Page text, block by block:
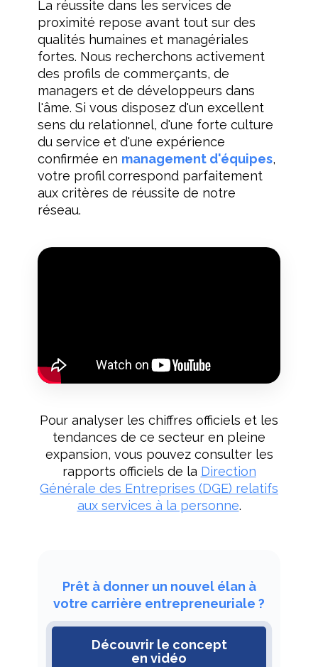
La réussite dans les services de
proximité repose avant tout sur des
qualités humaines et managériales
fortes. Nous recherchons activement
des profils de commerçants, de
managers et de développeurs dans
l'âme. Si vous disposez d'un excellent
sens du relationnel, d'une forte culture
du service et d'une expérience
confirmée en management d'équipes,
votre profil correspond parfaitement
aux critères de réussite de notre
réseau.
Pour analyser les chiffres officiels et les
tendances de ce secteur en pleine
expansion, vous pouvez consulter les
rapports officiels de la Direction
Générale des Entreprises (DGE) relatifs
aux services à la personne.
Prêt à donner un nouvel élan à
votre carrière entrepreneuriale ?
Découvrir le concept
en vidéo